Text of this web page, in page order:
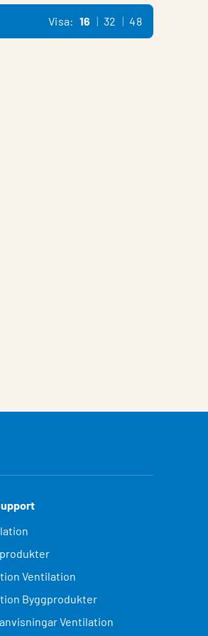
Visa: 16 32 48
Ventilation
Byggprodukter
Ventilation